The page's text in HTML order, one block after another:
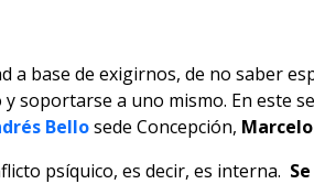
a base de exigirnos, de no saber
soportarse a uno mismo. En este
Bellosede Concepción,
psíquico, es decir, es interna.